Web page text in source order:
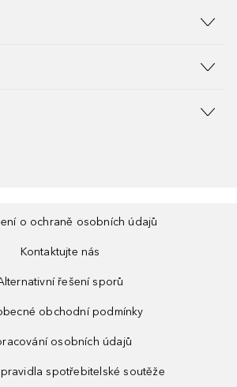
o ochraně osobních údajů
Kontaktujte nás
řešení sporů
obchodní podmínky
osobních údajů
spotřebitelské soutěže